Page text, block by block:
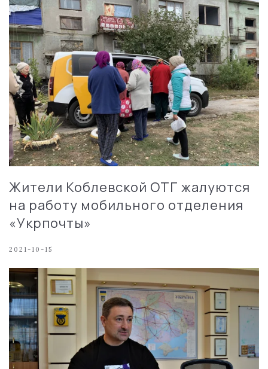
Жители Коблевской ОТГ жалуются
на работу мобильного отделения
«Укрпочты»
2021-10-15